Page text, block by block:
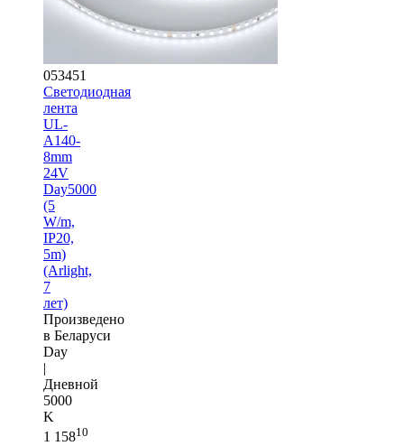
053451
Светодиодная
лента
UL-
A140-
8mm
24V
Day5000
(5
W/m,
IP20,
5m)
(Arlight,
7
лет)
Произведено
в Беларуси
Day
|
Дневной
5000
K
1 15810